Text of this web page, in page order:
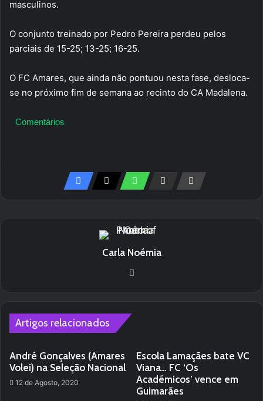
masculinos.
O conjunto treinado por Pedro Pereira perdeu pelos
parciais de 15-25; 13-25; 16-25.
O FC Amares, que ainda não pontuou nesta fase, desloca-
se no próximo fim de semana ao recinto do CA Madalena.
Comentários
Carla Noémia
Artigos relacionados
André Gonçalves (Amares
Volei) na Seleção Nacional
12 de Agosto, 2020
Escola Lamaçães bate VC
Viana… FC ‘Os
Académicos’ vence em
Guimarães